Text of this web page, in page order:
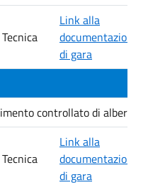
Link alla
documentazione
di gara
controllato di
Link alla
documentazione
di gara